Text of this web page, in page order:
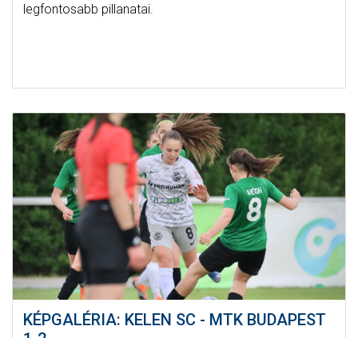
legfontosabb pillanatai.
KÉPGALÉRIA: KELEN SC - MTK BUDAPEST